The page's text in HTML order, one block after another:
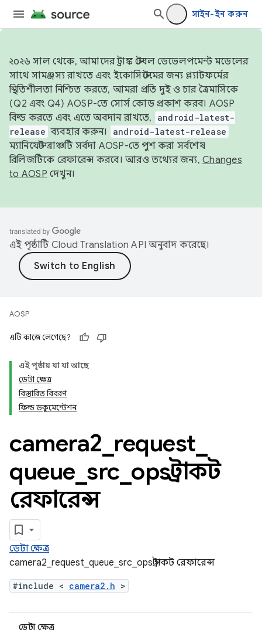
সাইন-ইন করুন
২০২৬ সাল থেকে, আমাদের ট্রাঙ্ক স্টেবল ডেভেলপমেন্ট মডেলের
সাথে সামঞ্জস্য রাখতে এবং ইকোসিস্টেমের জন্য প্ল্যাটফর্মের
স্থিতিশীলতা নিশ্চিত করতে, আমরা প্রতি দুই ও চার ত্রৈমাসিকে
(Q2 এবং Q4) AOSP-তে সোর্স কোড প্রকাশ করব। AOSP
বিল্ড করতে এবং এতে অবদান রাখতে,
android-latest-
release ব্যবহার করুন। android-latest-release
ম্যানিফেস্ট ব্রাঞ্চটি সর্বদা AOSP-তে পুশ করা সর্বশেষ
রিলিজটিকে রেফারেন্স করবে। আরও তথ্যের জন্য, Changes
to AOSP দেখুন।
এই পৃষ্ঠাটি Cloud Translation API অনুবাদ করেছে।
AOSP
এটি কাজে লেগেছে?
এই পৃষ্ঠায় যা যা আছে
ডেটা ক্ষেত্র
বিস্তারিত বিবরণ
ফিল্ড ডকুমেন্টেশন
camera2 request
queue src ops স্ট্রাকট
রেফারেন্স
ডেটা ক্ষেত্র
camera2_request_queue_src_ops স্ট্রাকট রেফারেন্স
#include < camera2.h >
ডেটা ক্ষেত্র